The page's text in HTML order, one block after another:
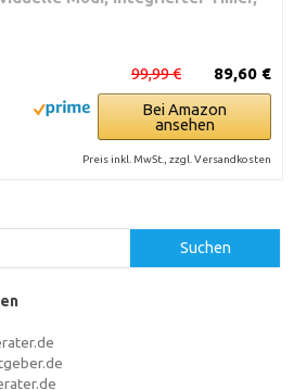
89,60 €
99,99 €
Bei Amazon
ansehen
Preis inkl. MwSt., zzgl. Versandkosten
Suchen